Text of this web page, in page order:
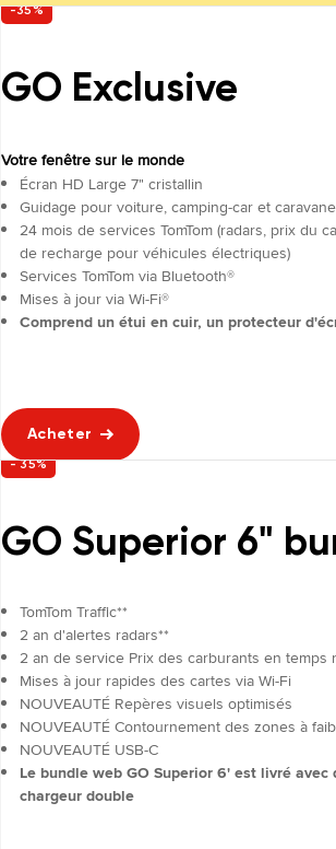
-35%
GO Exclusive
Votre fenêtre sur le monde
Écran HD Large 7" cristallin
Guidage pour voiture, camping-car et caravane
24 mois de services TomTom (radars, prix du
de recharge pour véhicules électriques)
Services TomTom via Bluetooth®
Mises à jour via Wi-Fi®
Comprend un étui en cuir, un protecteur
Acheter
- 35%
GO Superior 6"
TomTom Traffic**
2 an d'alertes radars**
2 an de service Prix des carburants en temps
Mises à jour rapides des cartes via Wi-Fi
NOUVEAUTÉ Repères visuels optimisés
NOUVEAUTÉ Contournement des zones à
NOUVEAUTÉ USB-C
Le bundle web GO Superior 6' est livré
chargeur double